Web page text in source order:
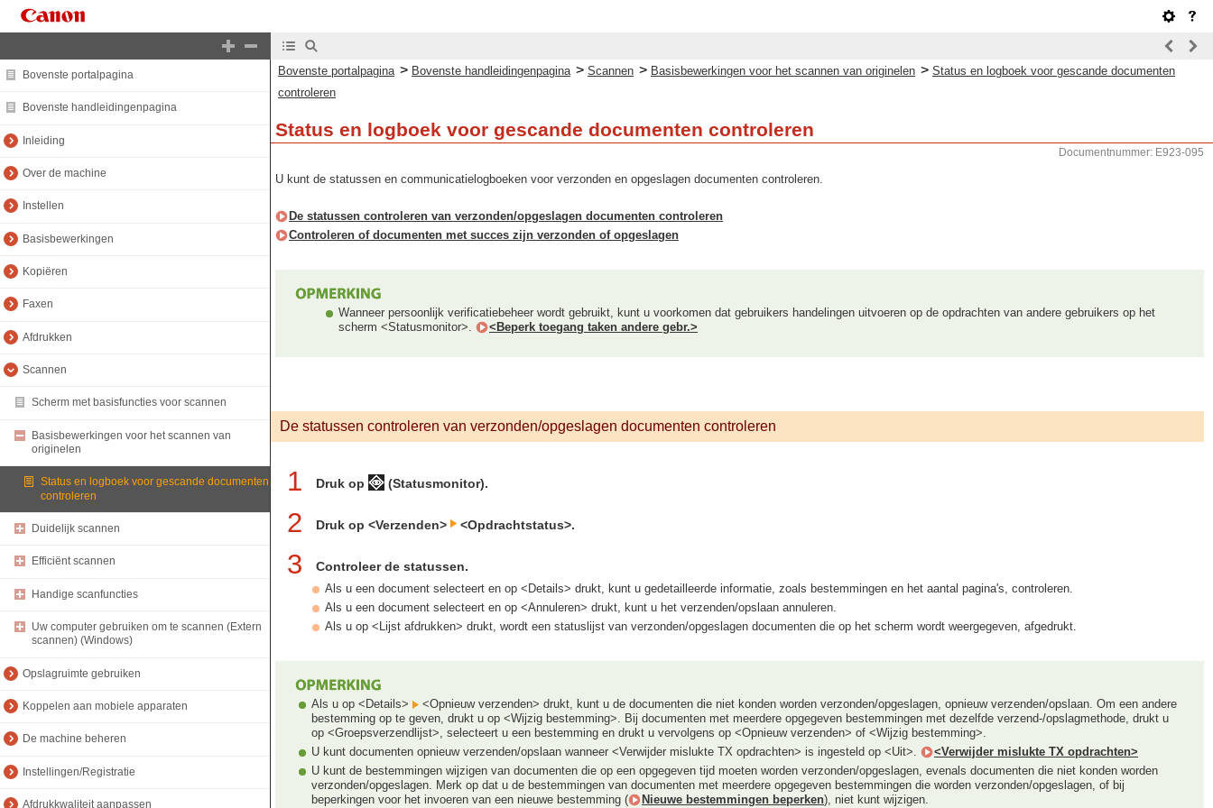
Bovenste portalpagina
Bovenste handleidingenpagina
Inleiding
Over de machine
Instellen
Basisbewerkingen
Kopiëren
Faxen
Afdrukken
Scannen
Scherm met basisfuncties voor scannen
Basisbewerkingen voor het scannen van
originelen
Status en logboek voor gescande documenten
controleren
Duidelijk scannen
Efficiënt scannen
Handige scanfuncties
Uw computer gebruiken om te scannen (Extern
scannen) (Windows)
Opslagruimte gebruiken
Koppelen aan mobiele apparaten
De machine beheren
Instellingen/Registratie
Afdrukkwaliteit aanpassen
Bovenste portalpagina > Bovenste handleidingenpagina > Scannen > Basisbewerkingen voor het scannen van originelen > Status en logboek voor gescande documenten
controleren
Status en logboek voor gescande documenten controleren
Documentnummer: E923-095
U kunt de statussen en communicatielogboeken voor verzonden en opgeslagen documenten controleren.
De statussen controleren van verzonden/opgeslagen documenten controleren
Controleren of documenten met succes zijn verzonden of opgeslagen
Wanneer persoonlijk verificatiebeheer wordt gebruikt, kunt u voorkomen dat gebruikers handelingen uitvoeren op de opdrachten van andere gebruikers op het
scherm <Statusmonitor>.
<Beperk toegang taken andere gebr.>
De statussen controleren van verzonden/opgeslagen documenten controleren
1 Druk op (Statusmonitor).
2 Druk op <Verzenden> <Opdrachtstatus>.
3 Controleer de statussen.
Als u een document selecteert en op <Details> drukt, kunt u gedetailleerde informatie, zoals bestemmingen en het aantal pagina's, controleren.
Als u een document selecteert en op <Annuleren> drukt, kunt u het verzenden/opslaan annuleren.
Als u op <Lijst afdrukken> drukt, wordt een statuslijst van verzonden/opgeslagen documenten die op het scherm wordt weergegeven, afgedrukt.
Als u op <Details>
<Opnieuw verzenden> drukt, kunt u de documenten die niet konden worden verzonden/opgeslagen, opnieuw verzenden/opslaan. Om een andere
bestemming op te geven, drukt u op <Wijzig bestemming>. Bij documenten met meerdere opgegeven bestemmingen met dezelfde verzend-/opslagmethode, drukt u
op <Groepsverzendlijst>, selecteert u een bestemming en drukt u vervolgens op <Opnieuw verzenden> of <Wijzig bestemming>.
U kunt documenten opnieuw verzenden/opslaan wanneer <Verwijder mislukte TX opdrachten> is ingesteld op <Uit>.
<Verwijder mislukte TX opdrachten>
U kunt de bestemmingen wijzigen van documenten die op een opgegeven tijd moeten worden verzonden/opgeslagen, evenals documenten die niet konden worden
verzonden/opgeslagen. Merk op dat u de bestemmingen van documenten met meerdere opgegeven bestemmingen die worden verzonden/opgeslagen, of bij
beperkingen voor het invoeren van een nieuwe bestemming (
Nieuwe bestemmingen beperken), niet kunt wijzigen.